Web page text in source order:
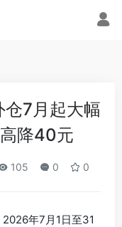
7月起大幅
降40元
105 0 0
年7月1日至31